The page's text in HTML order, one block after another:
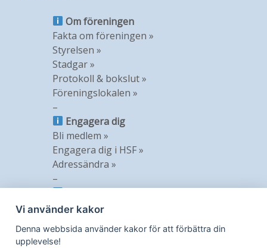
Om föreningen
Fakta om föreningen »
Styrelsen »
Stadgar »
Protokoll & bokslut »
Föreningslokalen »
–
Engagera dig
Bli medlem »
Engagera dig i HSF »
Adressändra »
–
Nyheter »
Medlemstidning »
Vi använder kakor
Denna webbsida använder kakor för att förbättra din
upplevelse!